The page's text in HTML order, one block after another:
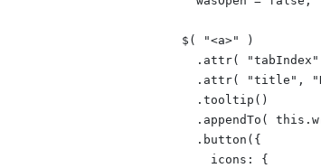
        $( "<a>" )
.attr(
.attr( "title",
          .tooltip()
.appendTo(
          .button({
            icons: {